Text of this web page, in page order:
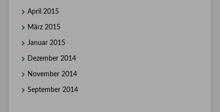
April 2015
März 2015
Januar 2015
Dezember 2014
November 2014
September 2014